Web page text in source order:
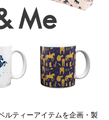
ルティーアイテムを企画・製